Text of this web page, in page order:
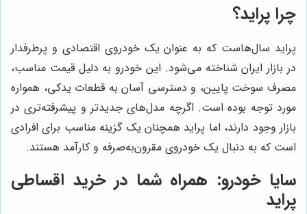
چرا پراید؟
پراید سال‌هاست که به عنوان یک خودروی اقتصادی و پرطرفدار
در بازار ایران شناخته می‌شود. این خودرو به دلیل قیمت مناسب،
مصرف سوخت پایین، و دسترسی آسان به قطعات یدکی، همواره
مورد توجه بوده است. اگرچه مدل‌های جدیدتر و پیشرفته‌تری در
بازار وجود دارند، اما پراید همچنان یک گزینه مناسب برای افرادی
است که به دنبال یک خودروی مقرون‌به‌صرفه و کارآمد هستند.
سایا خودرو: همراه شما در خرید اقساطی
پراید